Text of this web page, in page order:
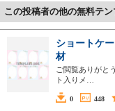
この投稿者の他の無料テン
ショートケ
材
ご閲覧ありがと
ト入りメ…
0 448